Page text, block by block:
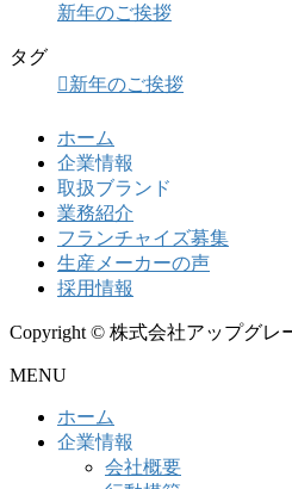
新年のご挨拶
タグ
新年のご挨拶
ホーム
企業情報
取扱ブランド
業務紹介
フランチャイズ募集
生産メーカーの声
採用情報
Copyright © 株式会社アップグレ
MENU
ホーム
企業情報
会社概要